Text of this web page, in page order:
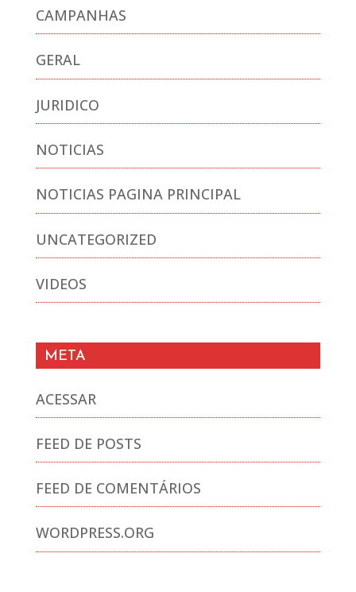
CAMPANHAS
GERAL
JURIDICO
NOTICIAS
NOTICIAS PAGINA PRINCIPAL
UNCATEGORIZED
VIDEOS
META
ACESSAR
FEED DE POSTS
FEED DE COMENTÁRIOS
WORDPRESS.ORG